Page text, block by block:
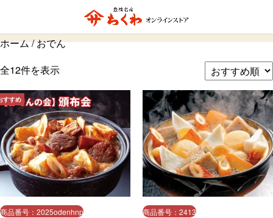
おでん
ホーム/ おでん
全12件を表示
すすめ
商品番号：2025odenhnp 商品番号：2413